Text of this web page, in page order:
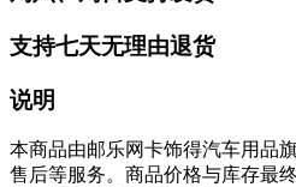
支持七天无理由退货
说明
本商品由邮乐网卡饰得汽车用品
售后等服务。商品价格与库存最